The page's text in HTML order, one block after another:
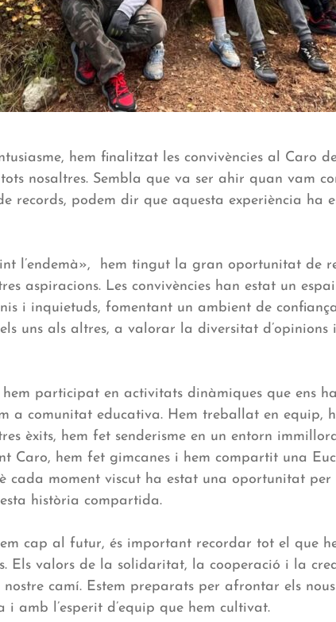
hem finalitzat les convivències al Caro
nosaltres. Sembla que va ser ahir quan vam
records, podem dir que aquesta experiència ha
l’endemà», hem tingut la gran oportunitat de
aspiracions. Les convivències han estat un
i inquietuds, fomentant un ambient de
uns als altres, a valorar la diversitat d’opinions
hem participat en activitats dinàmiques que ens
a comunitat educativa. Hem treballat en equip,
èxits, hem fet senderisme en un entorn
Caro, hem fet gimcanes i hem compartit una
cada moment viscut ha estat una oportunitat per
història compartida.
cap al futur, és important recordar tot el que
Els valors de la solidaritat, la cooperació i la
camí. Estem preparats per afrontar els
i amb l’esperit d’equip que hem cultivat.